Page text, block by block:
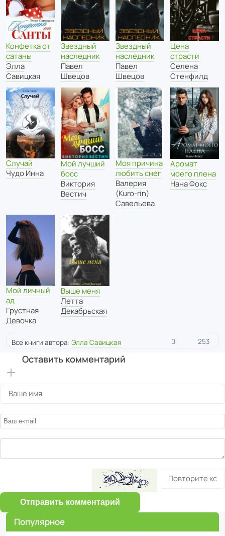
Конфетка от
сатаны
Элла
Савицкая
Звездный
наследник
Павел
Швецов
Звездный
наследник
Павел
Швецов
Цена
страсти
Селена
Стенфилд
Случай
Чудо Инна
Мой лучший
босс
Виктория
Вестич
Моя причина
любить снег
Валерия
(Kuro-rin)
Савельева
Аромат
моего плена
Нана Фокс
Мой личный
ад
Грустная
Девочка
Выше меня
Летта
Декабрьская
Все книги автора: Элла Савицкая 0 253
Оставить комментарий
Отправить комментарий
Популярное